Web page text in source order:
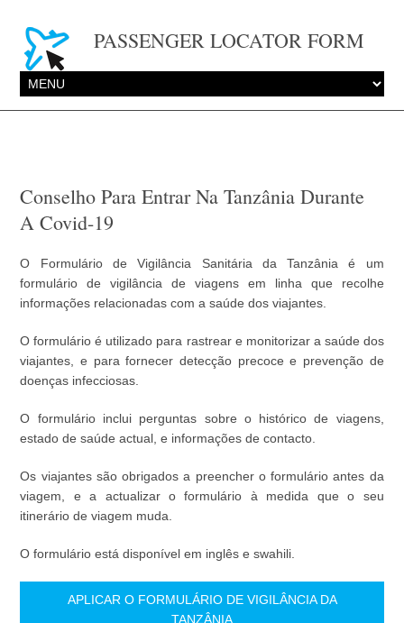
PASSENGER LOCATOR FORM
Conselho Para Entrar Na Tanzânia Durante
A Covid-19
O Formulário de Vigilância Sanitária da Tanzânia é um
formulário de vigilância de viagens em linha que recolhe
informações relacionadas com a saúde dos viajantes.
O formulário é utilizado para rastrear e monitorizar a saúde dos
viajantes, e para fornecer detecção precoce e prevenção de
doenças infecciosas.
O formulário inclui perguntas sobre o histórico de viagens,
estado de saúde actual, e informações de contacto.
Os viajantes são obrigados a preencher o formulário antes da
viagem, e a actualizar o formulário à medida que o seu
itinerário de viagem muda.
O formulário está disponível em inglês e swahili.
APLICAR O FORMULÁRIO DE VIGILÂNCIA DA
TANZÂNIA